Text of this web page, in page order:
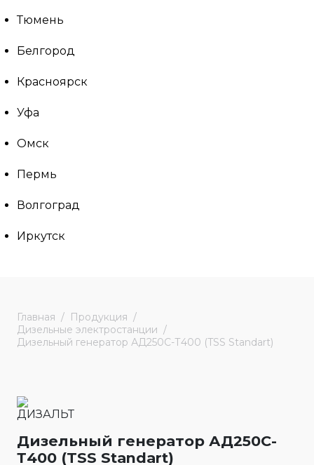
Тюмень
Белгород
Красноярск
Уфа
Омск
Пермь
Волгоград
Иркутск
Главная
Продукция
Дизельные электростанции
Дизельный генератор АД250С-Т400 (TSS Standart)
Дизельный генератор АД250С-
Т400 (TSS Standart)